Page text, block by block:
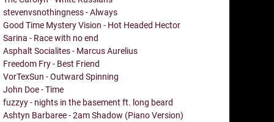
stevenvsnothingness - Always
Good Time Mystery Vision - Hot Headed Hector
Sarina - Race with no end
Asphalt Socialites - Marcus Aurelius
Freedom Fry - Best Friend
VorTexSun - Outward Spinning
John Doe - Time
fuzzyy - nights in the basement ft. long beard
Ashtyn Barbaree - 2am Shadow (Piano Version)